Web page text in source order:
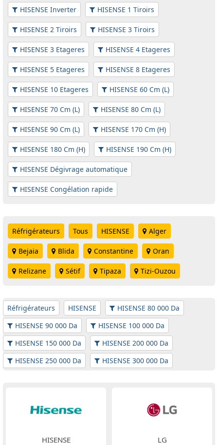
HISENSE Inverter HISENSE 1 Tiroirs
HISENSE 2 Tiroirs HISENSE 3 Tiroirs
HISENSE 3 Etageres HISENSE 4 Etageres
HISENSE 5 Etageres HISENSE 8 Etageres
HISENSE 10 Etageres HISENSE 60 Cm (L)
HISENSE 70 Cm (L) HISENSE 80 Cm (L)
HISENSE 90 Cm (L) HISENSE 170 Cm (H)
HISENSE 180 Cm (H) HISENSE 190 Cm (H)
HISENSE Dégivrage automatique
HISENSE Congélation rapide
Réfrigérateurs Tous HISENSE Alger
Bejaia Blida Constantine Oran
Relizane Sétif Tipaza Tizi-Ouzou
Réfrigérateurs HISENSE
HISENSE 80 000 Da
HISENSE 90 000 Da
HISENSE 100 000 Da
HISENSE 150 000 Da
HISENSE 200 000 Da
HISENSE 250 000 Da
HISENSE 300 000 Da
HISENSE LG